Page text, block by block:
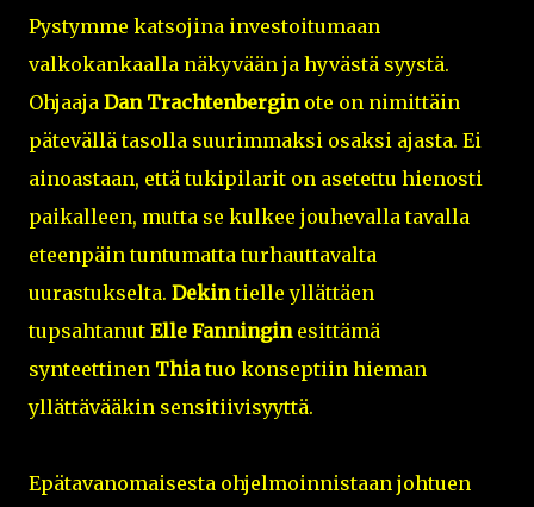
Pystymme katsojina investoitumaan
valkokankaalla näkyvään ja hyvästä syystä.
Ohjaaja Dan Trachtenberginote on nimittäin
pätevällä tasolla suurimmaksi osaksi ajasta. Ei
ainoastaan, että tukipilarit on asetettu hienosti
paikalleen, mutta se kulkee jouhevalla tavalla
eteenpäin tuntumatta turhauttavalta
uurastukselta. Dekintielle yllättäen
tupsahtanut Elle Fanningin esittämä
synteettinen Thiatuo konseptiin hieman
yllättävääkin sensitiivisyyttä.
Epätavanomaisesta ohjelmoinnistaan johtuen